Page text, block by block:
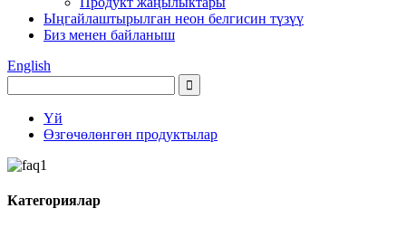
Ыңгайлаштырылган неон белгисин түзүү
Биз менен байланыш
English
Үй
Өзгөчөлөнгөн продуктылар
Категориялар